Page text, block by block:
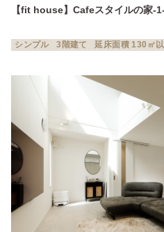
【fit house】Cafeスタイルの家-1-
シンプル 3階建て 延床面積 130㎡